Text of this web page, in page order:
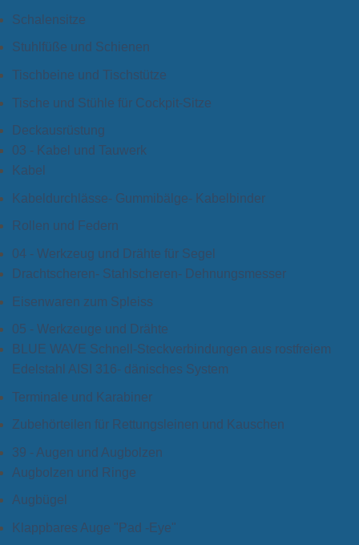
Schalensitze
Stuhlfüße und Schienen
Tischbeine und Tischstütze
Tische und Stühle für Cockpit-Sitze
Deckausrüstung
03 - Kabel und Tauwerk
Kabel
Kabeldurchlässe- Gummibälge- Kabelbinder
Rollen und Federn
04 - Werkzeug und Drähte für Segel
Drachtscheren- Stahlscheren- Dehnungsmesser
Eisenwaren zum Spleiss
05 - Werkzeuge und Drähte
BLUE WAVE Schnell-Steckverbindungen aus rostfreiem
Edelstahl AISI 316- dänisches System
Terminale und Karabiner
Zubehörteilen für Rettungsleinen und Kauschen
39 - Augen und Augbolzen
Augbolzen und Ringe
Augbügel
Klappbares Auge "Pad -Eye"